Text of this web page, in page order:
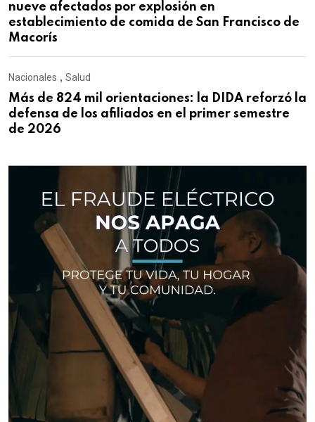
nueve afectados por explosión en
establecimiento de comida de San Francisco de
Macorís
Nacionales , Salud
Más de 824 mil orientaciones: la DIDA reforzó la
defensa de los afiliados en el primer semestre
de 2026